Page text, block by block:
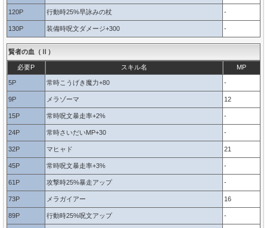
120P 行動時25%早詠みの杖 -
130P 装備時呪文ダメージ+300 -
賢者の血（Ⅱ）
必要P スキル名 MP
5P 常時こうげき魔力+80 -
9P メラゾーマ 12
15P 常時呪文暴走率+2% -
24P 常時さいだいMP+30 -
32P マヒャド 21
45P 常時呪文暴走率+3% -
61P 攻撃時25%暴走アップ -
73P メラガイアー 16
89P 行動時25%呪文アップ -